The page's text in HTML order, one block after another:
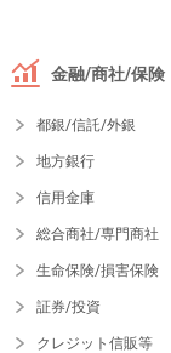
金融/商社/保険
都銀/信託/外銀
地方銀行
信用金庫
総合商社/専門商社
生命保険/損害保険
証券/投資
クレジット信販等